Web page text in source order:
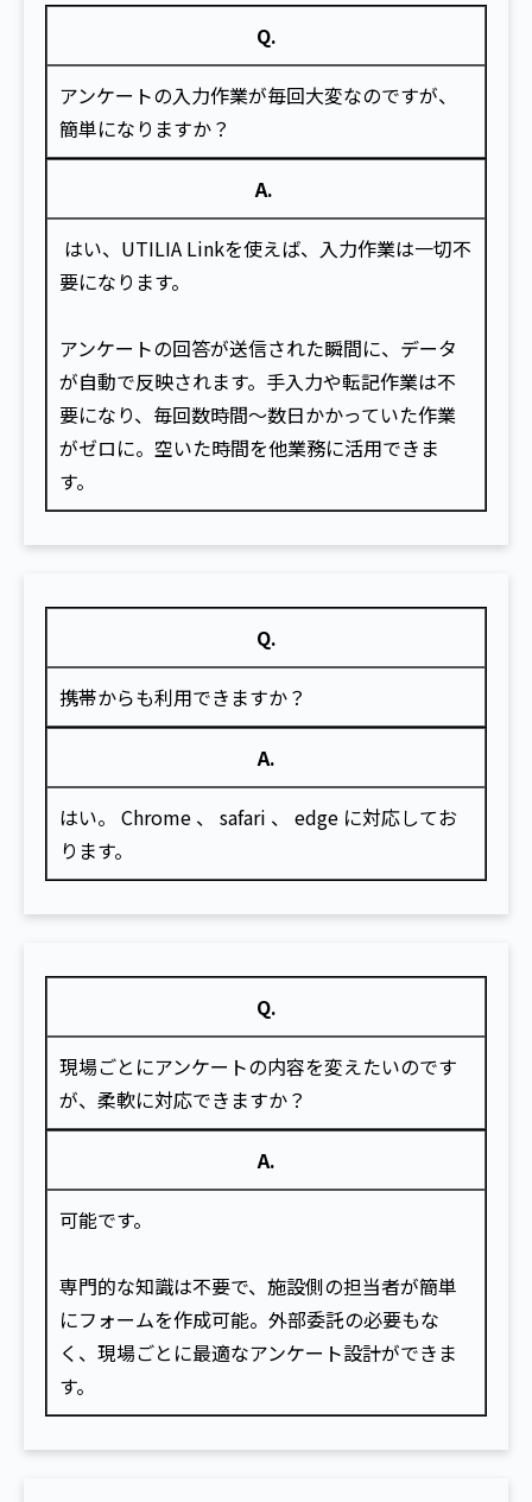
Q.
アンケートの入力作業が毎回大変なのですが、
簡単になりますか？
A.
はい、UTILIA Linkを使えば、入力作業は一切不
要になります。
アンケートの回答が送信された瞬間に、データ
が自動で反映されます。手入力や転記作業は不
要になり、毎回数時間〜数日かかっていた作業
がゼロに。空いた時間を他業務に活用できま
す。
Q.
携帯からも利用できますか？
A.
はい。 Chrome 、 safari 、 edge に対応してお
ります。
Q.
現場ごとにアンケートの内容を変えたいのです
が、柔軟に対応できますか？
A.
可能です。
専門的な知識は不要で、施設側の担当者が簡単
にフォームを作成可能。外部委託の必要もな
く、現場ごとに最適なアンケート設計ができま
す。